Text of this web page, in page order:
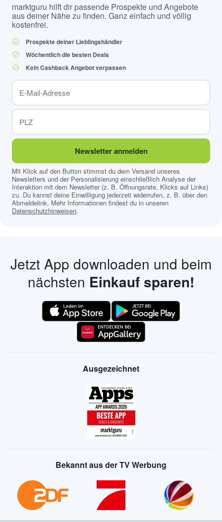
marktguru hilft dir passende Prospekte und Angebote
aus deiner Nähe zu finden. Ganz einfach und völlig
kostenfrei.
Prospekte deiner Lieblingshändler
Wöchentlich die besten Deals
Kein Cashback Angebot verpassen
Newsletter anmelden
Mit Klick auf den Button stimmst du dem Versand unseres
Newsletters und der Personalisierung einschließlich Analyse der
Interaktion mit dem Newsletter (z. B. Öffnungsrate, Klicks auf Links)
zu. Du kannst deine Einwilligung jederzeit widerrufen, z. B. über den
Abmeldelink. Mehr Informationen findest du in unseren
Datenschutzhinweisen.
Jetzt App downloaden und beim
nächsten Einkauf sparen!
Ausgezeichnet
Bekannt aus der TV Werbung